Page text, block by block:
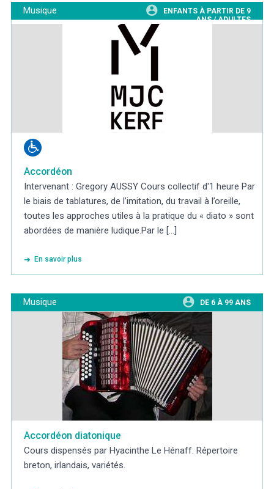
Musique
ENFANTS À PARTIR DE 9
ANS / ADULTES
Accordéon
Intervenant : Gregory AUSSY Cours collectif d'1 heure Par
le biais de tablatures, de l’imitation, du travail à l’oreille,
toutes les approches utiles à la pratique du « diato » sont
abordées de manière ludique.Par le [...]
En savoir plus
Musique DE 6 À 99 ANS
Accordéon diatonique
Cours dispensés par Hyacinthe Le Hénaff. Répertoire
breton, irlandais, variétés.